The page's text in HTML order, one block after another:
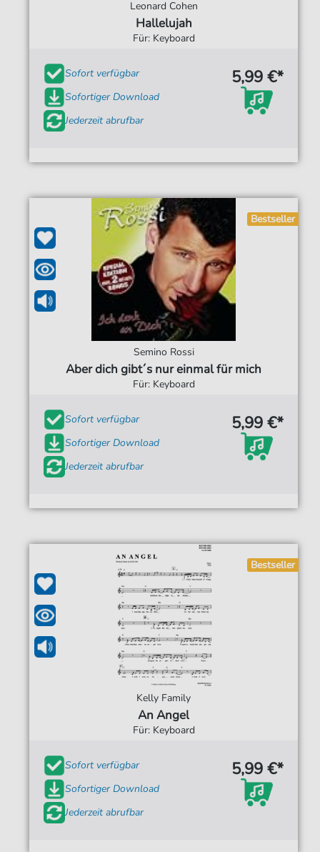
Leonard Cohen
Hallelujah
Für: Keyboard
Sofort verfügbar
Sofortiger Download
Jederzeit abrufbar
5,99 €*
Bestseller
Semino Rossi
Aber dich gibt´s nur einmal für mich
Für: Keyboard
Sofort verfügbar
Sofortiger Download
Jederzeit abrufbar
5,99 €*
Bestseller
Kelly Family
An Angel
Für: Keyboard
Sofort verfügbar
Sofortiger Download
Jederzeit abrufbar
5,99 €*